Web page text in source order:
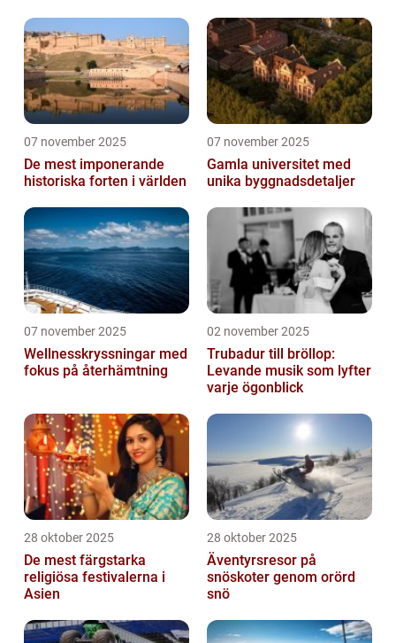
07 november 2025
De mest imponerande
historiska forten i världen
07 november 2025
Gamla universitet med
unika byggnadsdetaljer
07 november 2025
Wellnesskryssningar med
fokus på återhämtning
02 november 2025
Trubadur till bröllop:
Levande musik som lyfter
varje ögonblick
28 oktober 2025
De mest färgstarka
religiösa festivalerna i
Asien
28 oktober 2025
Äventyrsresor på
snöskoter genom orörd
snö